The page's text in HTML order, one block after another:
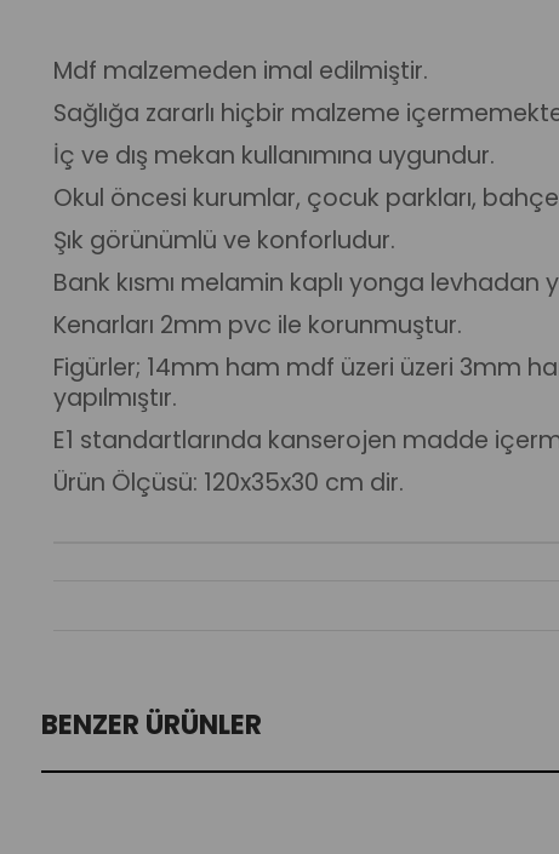
Mdf malzemeden imal edilmiştir.
Sağlığa zararlı hiçbir malzeme
İç ve dış mekan kullanımına uygundur.
Okul öncesi kurumlar, çocuk parkları,
Şık görünümlü ve konforludur.
Bank kısmı melamin kaplı yonga levhadan
Kenarları 2mm pvc ile korunmuştur.
Figürler; 14mm ham mdf üzeri üzeri 3mm
yapılmıştır.
E1 standartlarında kanserojen madde
Ürün Ölçüsü: 120x35x30 cm dir.
BENZER ÜRÜNLER